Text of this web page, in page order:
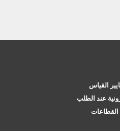
القياس
عند الطلب
القطاعات